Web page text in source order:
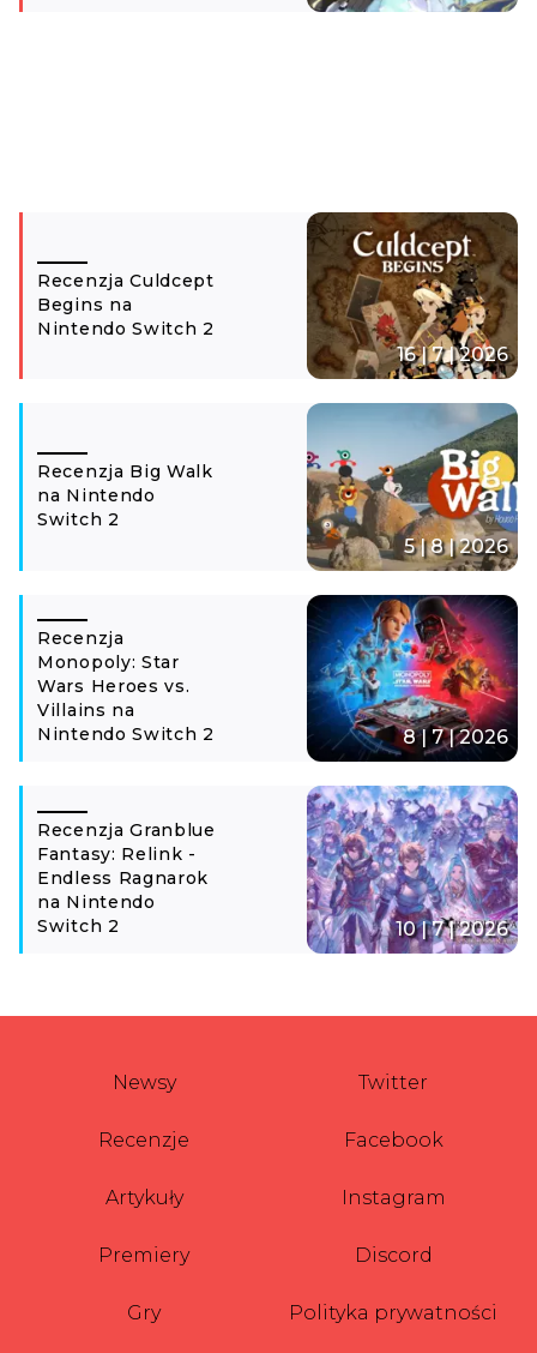
Recenzja Culdcept
Begins na
Nintendo Switch 2
16 | 7 | 2026
Recenzja Big Walk
na Nintendo
Switch 2
5 | 8 | 2026
Recenzja
Monopoly: Star
Wars Heroes vs.
Villains na
Nintendo Switch 2
8 | 7 | 2026
Recenzja Granblue
Fantasy: Relink -
Endless Ragnarok
na Nintendo
Switch 2
10 | 7 | 2026
Newsy
Recenzje
Artykuły
Premiery
Gry
Twitter
Facebook
Instagram
Discord
Polityka prywatności